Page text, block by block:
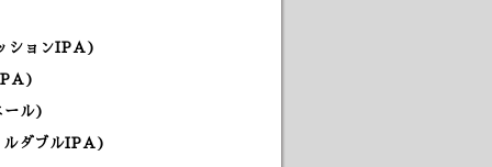
ションIPA)
ール)
ルダブルIPA)